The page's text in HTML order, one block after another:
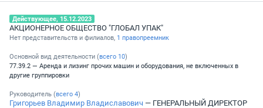
Действующее, 15.12.2023
АКЦИОНЕРНОЕ ОБЩЕСТВО "ГЛОБАЛ УПАК"
Нет представительств и филиалов, 1 правопреемник
Основной вид деятельности (всего 10)
77.39.2 — Аренда и лизинг прочих машин и оборудования, не включенных в
другие группировки
Руководитель (всего 4)
Григорьев Владимир Владиславович — ГЕНЕРАЛЬНЫЙ ДИРЕКТОР